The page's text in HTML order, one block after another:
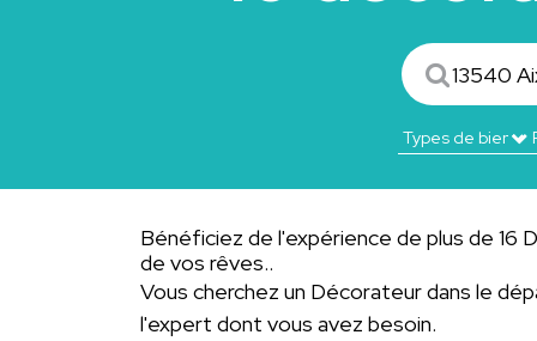
Bénéficiez de l'expérience de plus de 16
de vos rêves..
Vous cherchez un Décorateur dans le
l'expert dont vous avez besoin.